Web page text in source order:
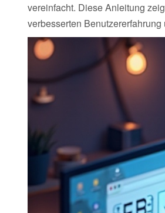
vereinfacht. Diese Anleitung
verbesserten